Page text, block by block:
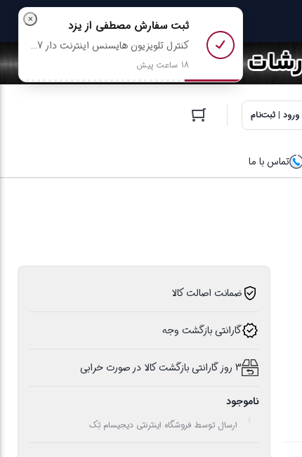
ورود | ثبت‌نام
تماس با ما
ضمانت اصالت کالا
گارانتی بازگشت وجه
3 روز گارانتی بازگشت کالا در صورت خرابی
ناموجود
ارسال توسط فروشگاه اینترنتی دیجیسام تِک
× ثبت سفارش مصطفی از یزد
کنترل تلویزیون هایسنس اینترنت دار Hisense EN2B27 + باتری رایگان رو خرید کرد
18 ساعت پیش